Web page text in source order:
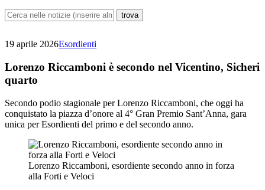
19 aprile 2026Esordienti
Lorenzo Riccamboni è secondo nel Vicentino, Sicheri
quarto
Secondo podio stagionale per Lorenzo Riccamboni, che oggi ha
conquistato la piazza d’onore al 4° Gran Premio Sant’Anna, gara
unica per Esordienti del primo e del secondo anno.
Lorenzo Riccamboni, esordiente secondo anno in forza
alla Forti e Veloci